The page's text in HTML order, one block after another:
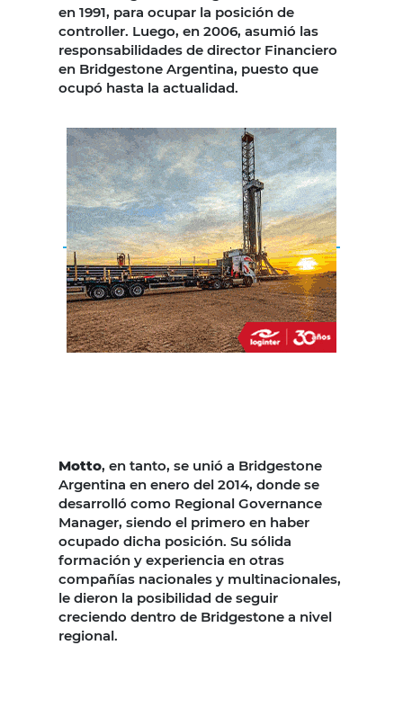
en 1991, para ocupar la posición de
controller. Luego, en 2006, asumió las
responsabilidades de director Financiero
en Bridgestone Argentina, puesto que
ocupó hasta la actualidad.
Motto, en tanto, se unió a Bridgestone
Argentina en enero del 2014, donde se
desarrolló como Regional Governance
Manager, siendo el primero en haber
ocupado dicha posición. Su sólida
formación y experiencia en otras
compañías nacionales y multinacionales,
le dieron la posibilidad de seguir
creciendo dentro de Bridgestone a nivel
regional.